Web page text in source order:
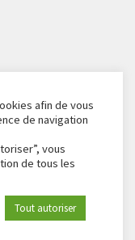
afin de vous
de navigation
vous
de tous les
Tout autoriser